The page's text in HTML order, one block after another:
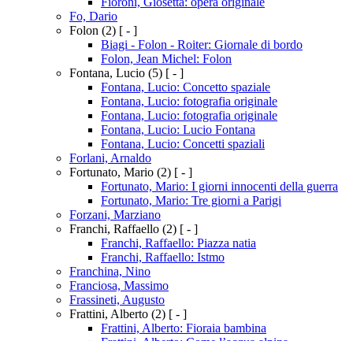
Fo, Dario
Folon (2) [ - ]
Biagi - Folon - Roiter: Giornale di bordo
Folon, Jean Michel: Folon
Fontana, Lucio (5) [ - ]
Fontana, Lucio: Concetto spaziale
Fontana, Lucio: fotografia originale
Fontana, Lucio: fotografia originale
Fontana, Lucio: Lucio Fontana
Fontana, Lucio: Concetti spaziali
Forlani, Arnaldo
Fortunato, Mario (2) [ - ]
Fortunato, Mario: I giorni innocenti della guerra
Fortunato, Mario: Tre giorni a Parigi
Forzani, Marziano
Franchi, Raffaello (2) [ - ]
Franchi, Raffaello: Piazza natia
Franchi, Raffaello: Istmo
Franchina, Nino
Franciosa, Massimo
Frassineti, Augusto
Frattini, Alberto (2) [ - ]
Frattini, Alberto: Fioraia bambina